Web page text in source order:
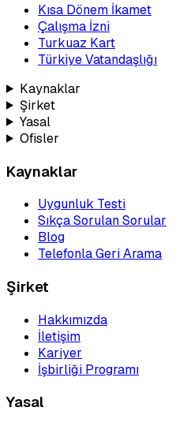
Kısa Dönem İkamet
Çalışma İzni
Turkuaz Kart
Türkiye Vatandaşlığı
Kaynaklar
Şirket
Yasal
Ofisler
Kaynaklar
Uygunluk Testi
Sıkça Sorulan Sorular
Blog
Telefonla Geri Arama
Şirket
Hakkımızda
İletişim
Kariyer
İşbirliği Programı
Yasal